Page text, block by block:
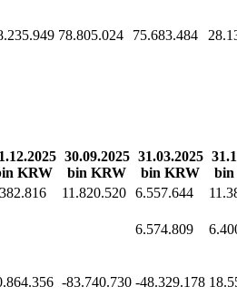
78.805.024 75.683.484
KRW
30.09.2025
bin KRW
31.03.2025
bin KRW
bin
11.820.520 6.557.644
6.574.809
-83.740.730 -48.329.178